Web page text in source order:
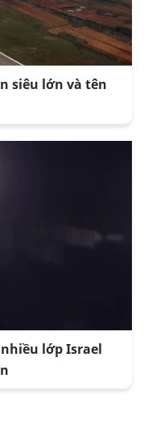
siêu lớn và tên
lớp Israel